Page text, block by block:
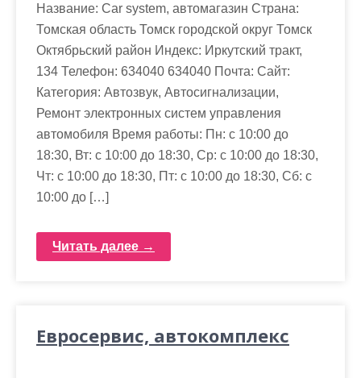
Название: Car system, автомагазин Страна:
Томская область Томск городской округ Томск
Октябрьский район Индекс: Иркутский тракт,
134 Телефон: 634040 634040 Почта: Cайт:
Категория: Автозвук, Автосигнализации,
Ремонт электронных систем управления
автомобиля Время работы: Пн: с 10:00 до
18:30, Вт: с 10:00 до 18:30, Ср: с 10:00 до 18:30,
Чт: с 10:00 до 18:30, Пт: с 10:00 до 18:30, Сб: с
10:00 до […]
Читать далее →
Евросервис, автокомплекс